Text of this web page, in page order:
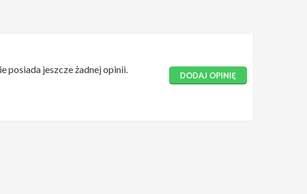
posiada jeszcze żadnej opinii.
DODAJ OPINIĘ